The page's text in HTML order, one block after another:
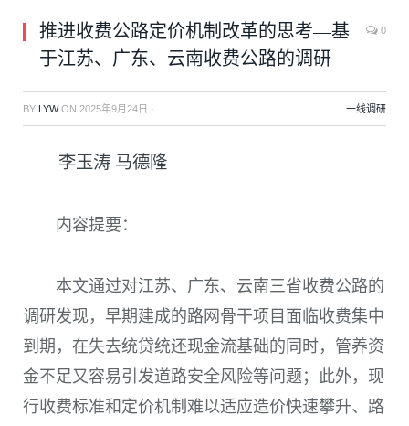
推进收费公路定价机制改革的思考—基
于江苏、广东、云南收费公路的调研
0
BY LYWON 2025年9月24日 · 一线调研
李玉涛 马德隆
内容提要：
本文通过对江苏、广东、云南三省收费公路的
调研发现，早期建成的路网骨干项目面临收费集中
到期，在失去统贷统还现金流基础的同时，管养资
金不足又容易引发道路安全风险等问题；此外，现
行收费标准和定价机制难以适应造价快速攀升、路